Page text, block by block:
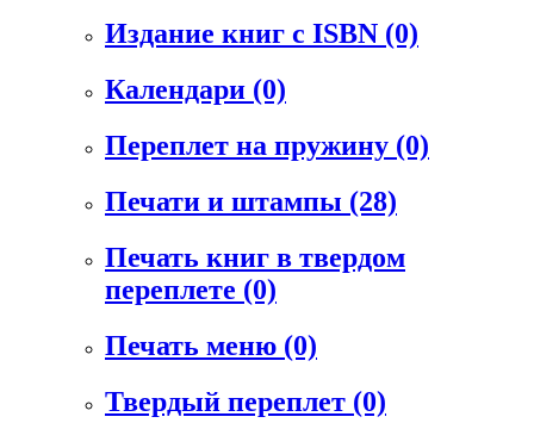
Издание книг с ISBN (0)
Календари (0)
Переплет на пружину (0)
Печати и штампы (28)
Печать книг в твердом
переплете (0)
Печать меню (0)
Твердый переплет (0)